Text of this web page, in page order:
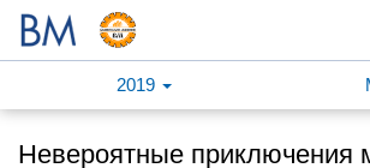
2019
Невероятные приключения